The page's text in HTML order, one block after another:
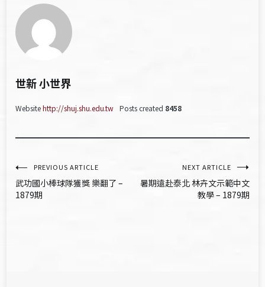
世新 小世界
Websitehttp://shuj.shu.edu.tw Posts created 8458
文
章
PREVIOUS ARTICLE
武功國小棒球隊獲獎 樂翻了 –
1879期
NEXT ARTICLE
暑期遠赴泰北 林卉文示範中文
教學 – 1879期